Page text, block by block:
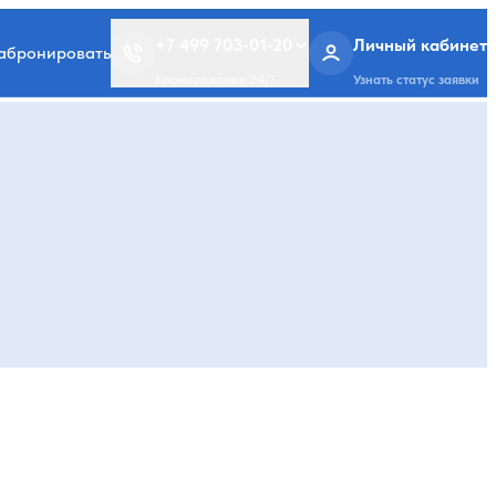
Личный кабинет
Узнать статус заявки